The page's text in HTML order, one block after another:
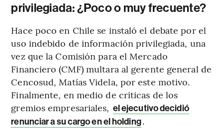
privilegiada: ¿Poco o muy frecuente?
Hace poco en Chile se instaló el debate por el
uso indebido de información privilegiada, una
vez que la Comisión para el Mercado
Financiero (CMF) multara al gerente general de
Cencosud, Matías Videla, por este motivo.
Finalmente, en medio de críticas de los
gremios empresariales, el ejecutivo decidió
renunciar a su cargo en el holding.